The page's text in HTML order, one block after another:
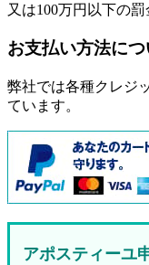
又は100万円以下の罰
お支払い方法につ
弊社では各種クレジ
ています。
アポスティーユ